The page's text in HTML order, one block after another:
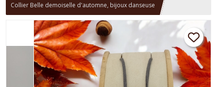
Collier Belle demoiselle d'automne, bijoux danseuse